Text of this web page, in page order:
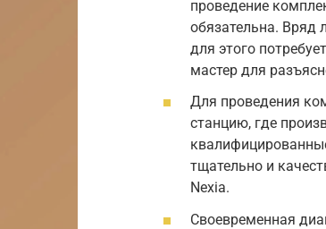
проведение
обязательна. Вряд
для этого
мастер для
Для проведения
станцию, где
тщательно и
Nexia.
Своевременная